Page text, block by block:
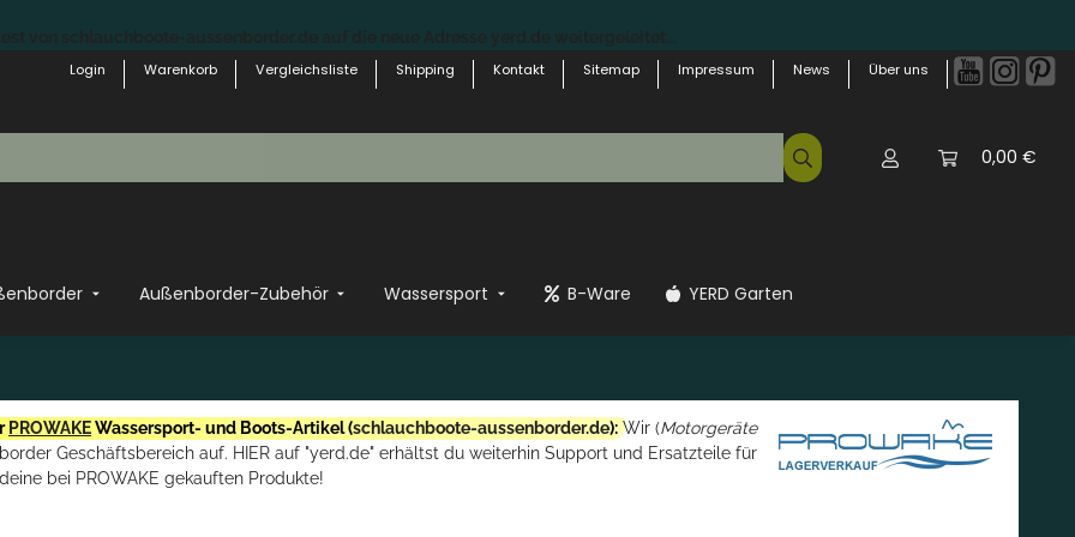
Login
Warenkorb Vergleichsliste Shipping Kontakt Sitemap Impressum News Über uns
0,00 €
Außenborder-Zubehör Wassersport B-Ware YERD Garten
PROWAKEWassersport- und Boots-Artikel (schlauchboote-aussenborder.de): Wir (Motorgeräte
Geschäftsbereich auf. HIER auf "yerd.de" erhältst du weiterhin Support und Ersatzteile für
deine bei PROWAKE gekauften Produkte!